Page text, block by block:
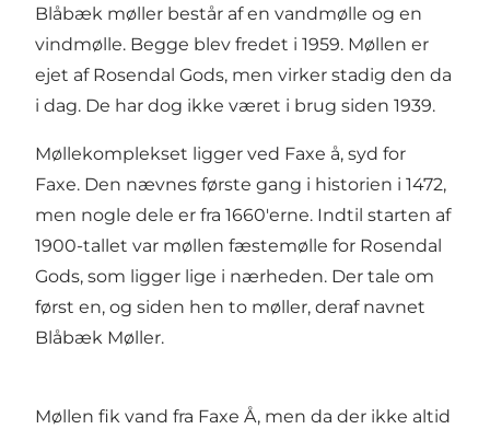
Blåbæk møller består af en vandmølle og en
vindmølle. Begge blev fredet i 1959. Møllen er
ejet af Rosendal Gods, men virker stadig den da
i dag. De har dog ikke været i brug siden 1939.
Møllekomplekset ligger ved Faxe å, syd for
Faxe. Den nævnes første gang i historien i 1472,
men nogle dele er fra 1660'erne. Indtil starten af
1900-tallet var møllen fæstemølle for Rosendal
Gods, som ligger lige i nærheden. Der tale om
først en, og siden hen to møller, deraf navnet
Blåbæk Møller.
Møllen fik vand fra Faxe Å, men da der ikke altid